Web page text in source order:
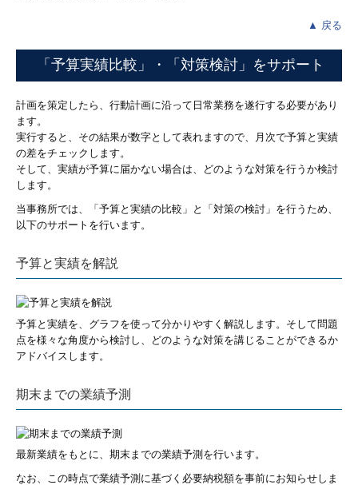
▲ 戻る
「予算実績比較」・「対策検討」をサポート
計画を策定したら、行動計画に沿って日常業務を遂行する必要があり
ます。
実行すると、その結果が数字として表れますので、月次で予算と実績
の差をチェックします。
そして、実績が予算に届かない場合は、どのような対策を行うか検討
します。
当事務所では、「予算と実績の比較」と「対策の検討」を行うため、
以下のサポートを行います。
予算と実績を解説
予算と実績を、グラフを使って分かりやすく解説します。そして問題
点を様々な角度から検討し、どのような対策を講じることができるか
アドバイスします。
期末までの業績予測
最新業績をもとに、期末までの業績予測を行います。
なお、この時点で業績予測に基づく必要納税額を事前にお知らせしま